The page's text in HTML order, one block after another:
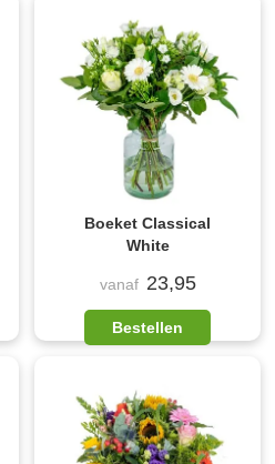
Boeket Classical
White
vanaf 23,95
Bestellen